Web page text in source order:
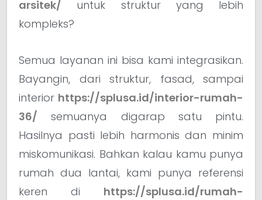
arsitek/ untuk struktur yang lebih
kompleks?
Semua layanan ini bisa kami integrasikan.
Bayangin, dari struktur, fasad, sampai
interior https://splusa.id/interior-rumah-
36/ semuanya digarap satu pintu.
Hasilnya pasti lebih harmonis dan minim
miskomunikasi. Bahkan kalau kamu punya
rumah dua lantai, kami punya referensi
keren di https://splusa.id/rumah-